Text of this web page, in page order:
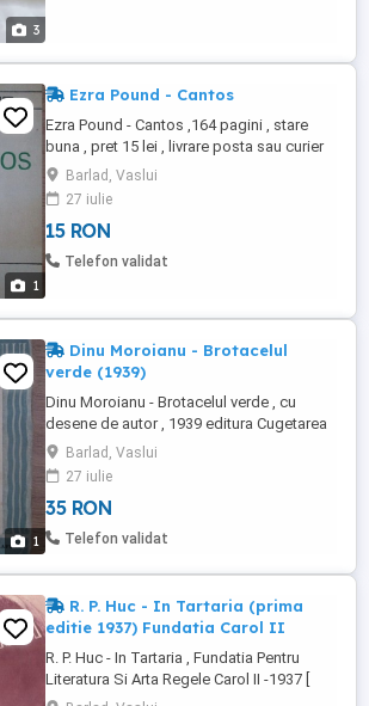
3
1
Ezra Pound - Cantos
Ezra Pound - Cantos ,164 pagini , stare
buna , pret 15 lei , livrare posta sau curier
Barlad, Vaslui
27 iulie
15 RON
Telefon validat
1
Dinu Moroianu - Brotacelul
verde (1939)
Dinu Moroianu - Brotacelul verde , cu
desene de autor , 1939 editura Cugetarea
Georgescu Delafras , 100 pagini , stare
buna , pret 35 lei , livrare posta sau curier
Barlad, Vaslui
27 iulie
35 RON
Telefon validat
R. P. Huc - In Tartaria (prima
editie 1937) Fundatia Carol II
R. P. Huc - In Tartaria , Fundatia Pentru
Literatura Si Arta Regele Carol II -1937 [
curiozitate : editia 1944 a aparut la